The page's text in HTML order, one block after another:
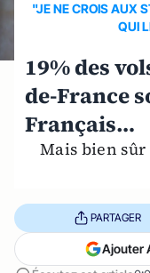
"JE NE CROIS AUX
QUI
19% des
de-France
Français…
Mais bien
PARTAGER
Ajouter